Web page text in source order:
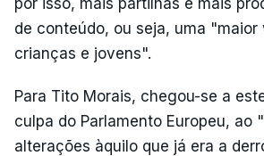
de conteúdo, ou seja, uma "maior
crianças e jovens".
Para Tito Morais, chegou-se a
culpa do Parlamento Europeu, ao
alterações àquilo que já era a